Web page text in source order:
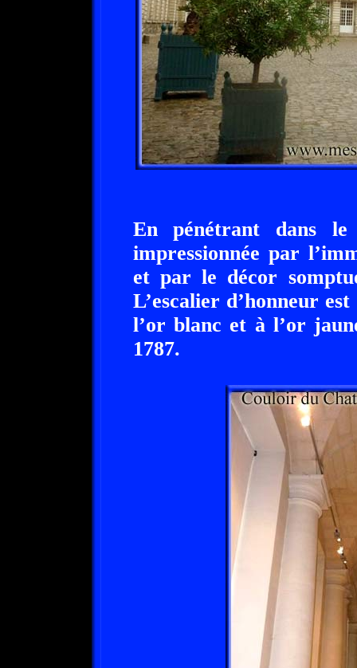
En pénétrant dans
impressionnée par
et par le décor
L’escalier d’honneur
l’or blanc et à l’or
1787.